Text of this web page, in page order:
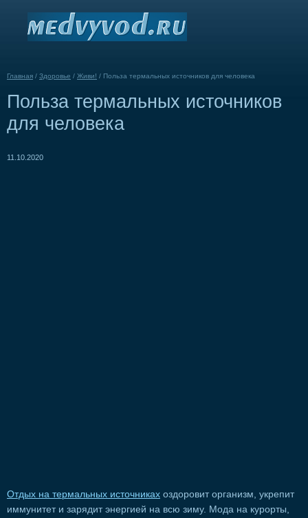
Главная / Здоровье / Живи! / Польза термальных источников для человека
Польза термальных источников
для человека
11.10.2020
Отдых на термальных источниках оздоровит организм, укрепит
иммунитет и зарядит энергией на всю зиму. Мода на курорты,